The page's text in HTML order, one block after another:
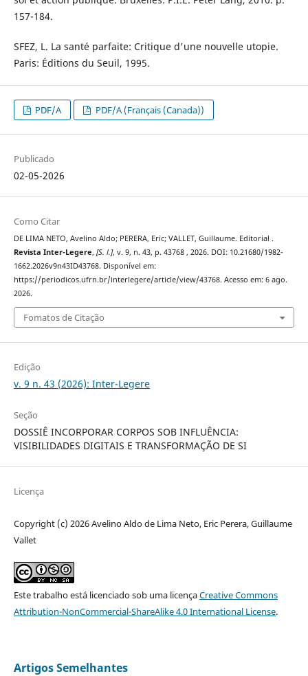
157-184.
SFEZ, L. La santé parfaite: Critique d'une nouvelle utopie.
Paris: Éditions du Seuil, 1995.
PDF/A PDF/A (Français (Canada))
Publicado
02-05-2026
Como Citar
DE LIMA NETO, Avelino Aldo; PERERA, Eric; VALLET, Guillaume. Editorial .
Revista Inter-Legere, [S. l.], v. 9, n. 43, p. 43768 , 2026. DOI: 10.21680/1982-
1662.2026v9n43ID43768. Disponível em:
https://periodicos.ufrn.br/interlegere/article/view/43768. Acesso em: 6 ago.
2026.
Fomatos de Citação
Edição
v. 9 n. 43 (2026): Inter-Legere
Seção
DOSSIÊ INCORPORAR CORPOS SOB INFLUÊNCIA:
VISIBILIDADES DIGITAIS E TRANSFORMAÇÃO DE SI
Licença
Copyright (c) 2026 Avelino Aldo de Lima Neto, Eric Perera, Guillaume
Vallet
Este trabalho está licenciado sob uma licençaCreative Commons
Attribution-NonCommercial-ShareAlike 4.0 International License.
Artigos Semelhantes